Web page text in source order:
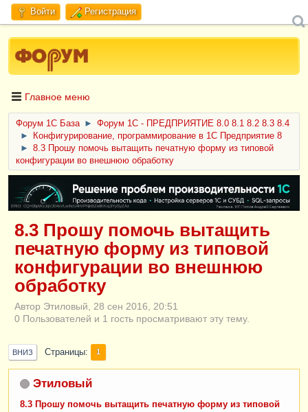
Войти Регистрация
Главное меню
Форум 1C База ►
Форум 1С - ПРЕДПРИЯТИЕ 8.0 8.1 8.2 8.3 8.4
►
Конфигурирование, программирование в 1С Предприятие 8
►
8.3 Прошу помочь вытащить печатную форму из типовой
конфигурации во внешнюю обработку
ERID: CQH36pWzJqVJD4xVLsnhcU4hVPNjkBZe8KKxjJiYySyZAz
8.3 Прошу помочь вытащить
печатную форму из типовой
конфигурации во внешнюю
обработку
Автор Этиловый, 28 сен 2016, 20:51
0 Пользователей и 1 гость просматривают эту тему.
ВНИЗ Страницы 1
Этиловый
8.3 Прошу помочь вытащить печатную форму из типовой